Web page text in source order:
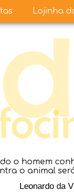
o homem
o animal
Leonardo da
Lojinha